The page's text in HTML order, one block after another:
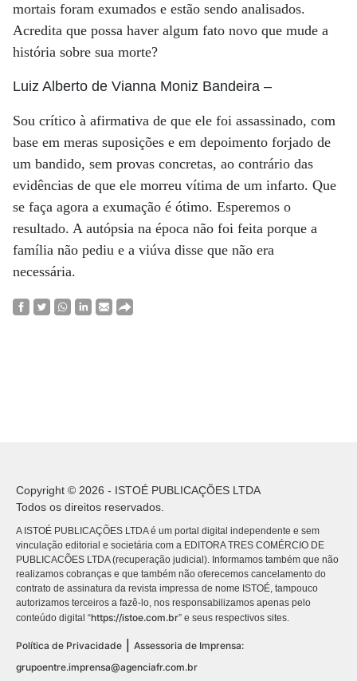
mortais foram exumados e estão sendo analisados.
Acredita que possa haver algum fato novo que mude a
história sobre sua morte?
Luiz Alberto de Vianna Moniz Bandeira –
Sou crítico à afirmativa de que ele foi assassinado, com
base em meras suposições e em depoimento forjado de
um bandido, sem provas concretas, ao contrário das
evidências de que ele morreu vítima de um infarto. Que
se faça agora a exumação é ótimo. Esperemos o
resultado. A autópsia na época não foi feita porque a
família não pediu e a viúva disse que não era
necessária.
Copyright © 2026 - ISTOÉ PUBLICAÇÕES LTDA
Todos os direitos reservados.
A ISTOÉ PUBLICAÇÕES LTDA é um portal digital independente e sem
vinculação editorial e societária com a EDITORA TRES COMÉRCIO DE
PUBLICACÕES LTDA (recuperação judicial). Informamos também que não
realizamos cobranças e que também não oferecemos cancelamento do
contrato de assinatura da revista impressa de nome ISTOÉ, tampouco
autorizamos terceiros a fazê-lo, nos responsabilizamos apenas pelo
conteúdo digital “https://istoe.com.br” e seus respectivos sites.
Política de Privacidade
Assessoria de Imprensa:
grupoentre.imprensa@agenciafr.com.br